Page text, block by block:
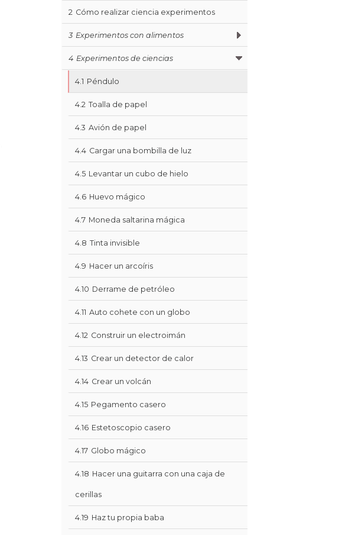
2 Cómo realizar ciencia experimentos
3 Experimentos con alimentos
4 Experimentos de ciencias
4.1 Péndulo
4.2 Toalla de papel
4.3 Avión de papel
4.4 Cargar una bombilla de luz
4.5 Levantar un cubo de hielo
4.6 Huevo mágico
4.7 Moneda saltarina mágica
4.8 Tinta invisible
4.9 Hacer un arcoíris
4.10 Derrame de petróleo
4.11 Auto cohete con un globo
4.12 Construir un electroimán
4.13 Crear un detector de calor
4.14 Crear un volcán
4.15 Pegamento casero
4.16 Estetoscopio casero
4.17 Globo mágico
4.18 Hacer una guitarra con una caja de
cerillas
4.19 Haz tu propia baba